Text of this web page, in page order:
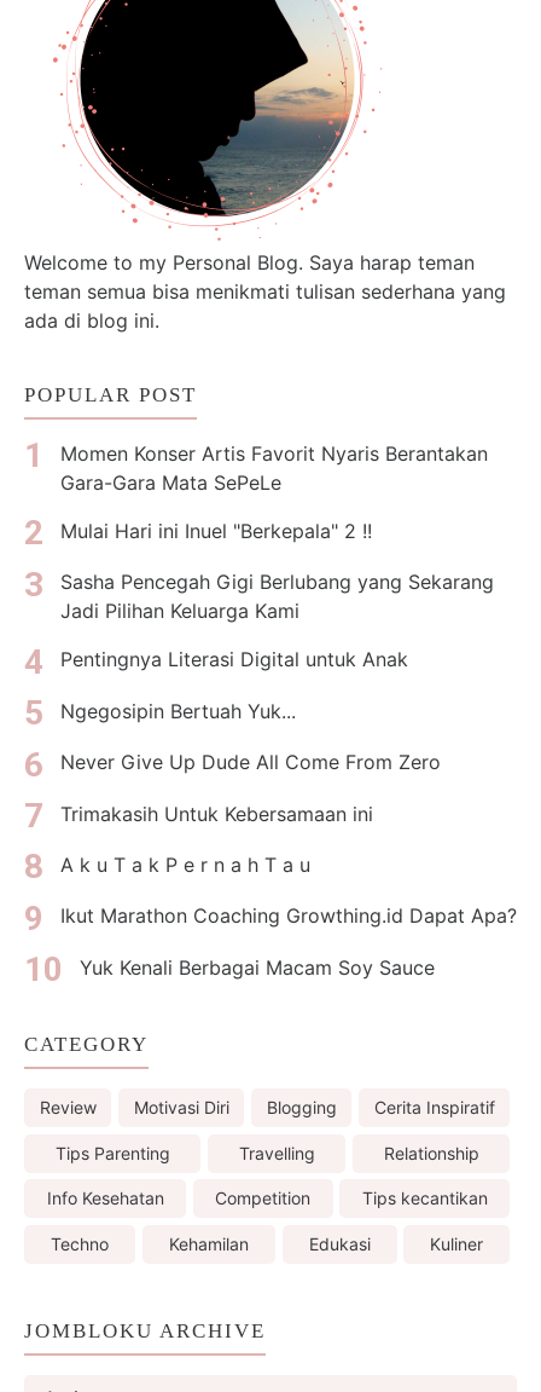
Welcome to my Personal Blog. Saya harap teman
teman semua bisa menikmati tulisan sederhana yang
ada di blog ini.
POPULAR POST
Momen Konser Artis Favorit Nyaris Berantakan
Gara-Gara Mata SePeLe
Mulai Hari ini Inuel "Berkepala" 2 !!
Sasha Pencegah Gigi Berlubang yang Sekarang
Jadi Pilihan Keluarga Kami
Pentingnya Literasi Digital untuk Anak
Ngegosipin Bertuah Yuk...
Never Give Up Dude All Come From Zero
Trimakasih Untuk Kebersamaan ini
A k u T a k P e r n a h T a u
Ikut Marathon Coaching Growthing.id Dapat Apa?
Yuk Kenali Berbagai Macam Soy Sauce
CATEGORY
Review Motivasi Diri Blogging Cerita Inspiratif
Tips Parenting Travelling Relationship
Info Kesehatan Competition Tips kecantikan
Techno Kehamilan Edukasi Kuliner
JOMBLOKU ARCHIVE